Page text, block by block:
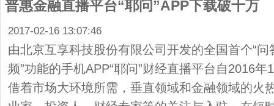
普惠金融直播平台“耶问”APP下载破十万
2017-02-16 13:07:46
由北京互享科技股份有限公司开发的全国首个“问
频”功能的手机APP“耶问”财经直播平台自2016
借着市场大环境所需，垂直领域和金融领域的火